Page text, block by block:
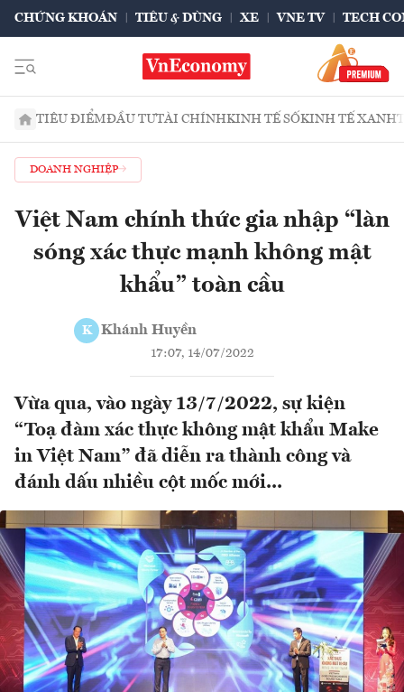
CHỨNG KHOÁN TIÊU & DÙNG XE VNE TV TECH
TIÊU ĐIỂMĐẦU TƯTÀI CHÍNHKINH TẾ SỐKINH TẾ XANH
DOANH NGHIỆP
Việt Nam chính thức gia nhập “làn
sóng xác thực mạnh không mật
khẩu” toàn cầu
K Khánh Huyền
17:07, 14/07/2022
Vừa qua, vào ngày 13/7/2022, sự kiện
“Toạ đàm xác thực không mật khẩu Make
in Việt Nam” đã diễn ra thành công và
đánh dấu nhiều cột mốc mới...